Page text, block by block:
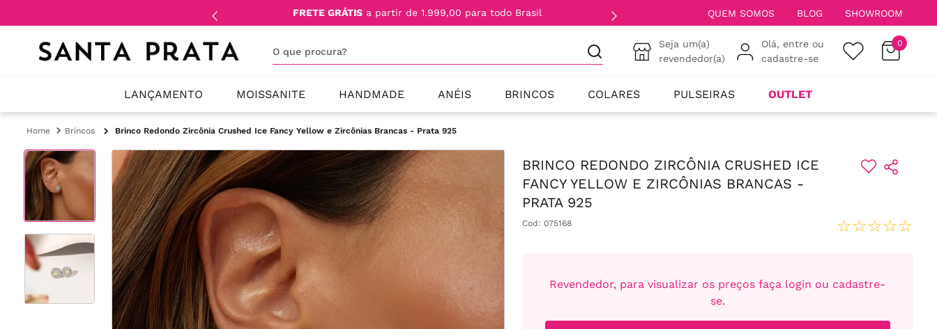
FRETE GRÁTIS a partir de 1.999,00 para todo Brasil QUEM SOMOS BLOG SHOWROOM
Seja um(a)
revendedor(a)
Olá, entre ou
cadastre-se
0
LANÇAMENTO MOISSANITE HANDMADE ANÉIS BRINCOS COLARES PULSEIRAS OUTLET
Brincos Brinco Redondo Zircônia Crushed Ice Fancy Yellow e Zircônias Brancas - Prata 925
BRINCO REDONDO ZIRCÔNIA CRUSHED ICE
FANCY YELLOW E ZIRCÔNIAS BRANCAS -
PRATA 925
Cod: 075168 ☆☆☆☆☆
Revendedor, para visualizar os preços faça login ou cadastre-
se.